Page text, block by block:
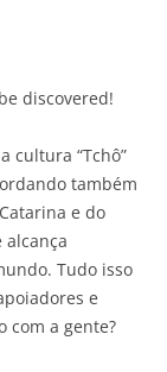
discovered!
cultura “Tchô”
também
e do
alcança
Tudo isso
e
com a gente?